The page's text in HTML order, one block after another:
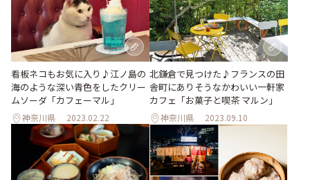
看板ネコもお気に入り♪江ノ島の
海のような深い青色をしたクリー
ムソーダ「カフェーマル」
神奈川県 2023.02.22
北鎌倉で見つけた♪フランスの田
舎町にありそうなかわいい一軒家
カフェ「お菓子と喫茶 マルン」
神奈川県 2023.09.10